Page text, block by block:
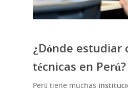
¿Dónde estudiar
técnicas en Perú?
Perú tiene muchas